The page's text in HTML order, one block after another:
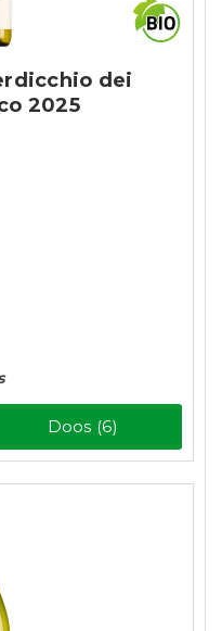
dei
2025
Doos (6)